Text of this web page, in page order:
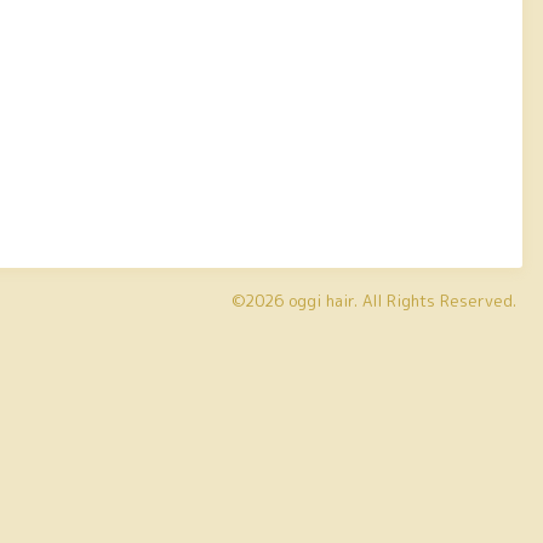
©2026 oggi hair. All Rights Reserved.